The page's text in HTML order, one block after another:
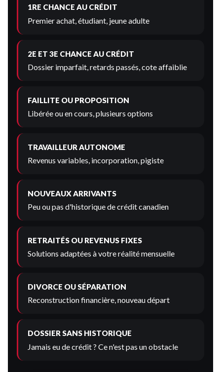
1RE CHANCE AU CRÉDIT
Premier achat, étudiant, jeune adulte
2E ET 3E CHANCE AU CRÉDIT
Dossier imparfait, retards passés, cote affaiblie
FAILLITE OU PROPOSITION
Libérée ou en cours, plusieurs options
TRAVAILLEUR AUTONOME
Revenus variables, incorporation, pigiste
NOUVEAUX ARRIVANTS
Peu ou pas d'historique de crédit canadien
RETRAITÉS OU REVENUS FIXES
Solutions adaptées à votre réalité mensuelle
DIVORCE OU SÉPARATION
Reconstruction financière, nouveau départ
DOSSIER SANS HISTORIQUE
Jamais eu de crédit ? Ce n'est pas un obstacle